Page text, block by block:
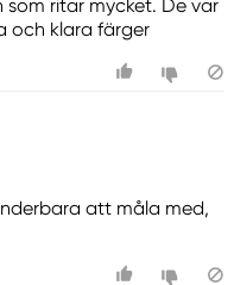
ritar mycket. De var
och klara färger
att måla med,